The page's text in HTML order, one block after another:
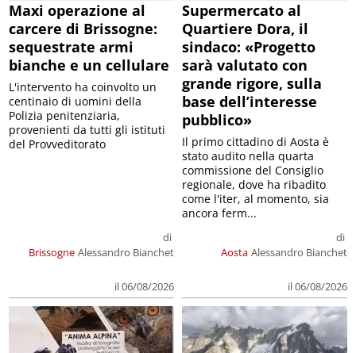
Maxi operazione al
carcere di Brissogne:
sequestrate armi
bianche e un cellulare
Brissogne
di
Alessandro Bianchet
il 06/08/2026
L'intervento ha coinvolto un
centinaio di uomini della
Polizia penitenziaria,
provenienti da tutti gli istituti
del Provveditorato
Supermercato al
Quartiere Dora, il
sindaco: «Progetto
sarà valutato con
grande rigore, sulla
base dell’interesse
pubblico»
Aosta
di
Alessandro Bianchet
il 06/08/2026
Il primo cittadino di Aosta è
stato audito nella quarta
commissione del Consiglio
regionale, dove ha ribadito
come l'iter, al momento, sia
ancora ferm...